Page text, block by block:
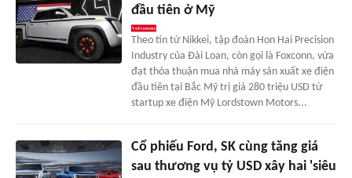
đầu tiên ở Mỹ
Theo tin từ Nikkei, tập đoàn Hon Hai Precision
Industry của Đài Loan, còn gọi là Foxconn, vừa
đạt thỏa thuận mua nhà máy sản xuất xe điện
đầu tiên tại Bắc Mỹ trị giá 280 triệu USD từ
startup xe điện Mỹ Lordstown Motors...
Cổ phiếu Ford, SK cùng tăng giá
sau thương vụ tỷ USD xây hai 'siêu